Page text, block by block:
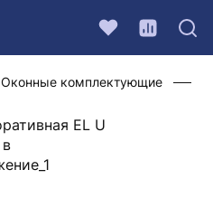
Оконные комплектующие